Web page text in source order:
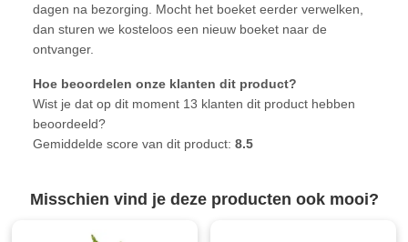
dagen na bezorging. Mocht het boeket eerder verwelken,
dan sturen we kosteloos een nieuw boeket naar de
ontvanger.
Hoe beoordelen onze klanten dit product?
Wist je dat op dit moment 13 klanten dit product hebben
beoordeeld?
Gemiddelde score van dit product:8.5
Misschien vind je deze producten ook mooi?